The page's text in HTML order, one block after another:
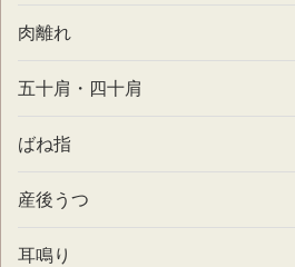
肉離れ
五十肩・四十肩
ばね指
産後うつ
耳鳴り